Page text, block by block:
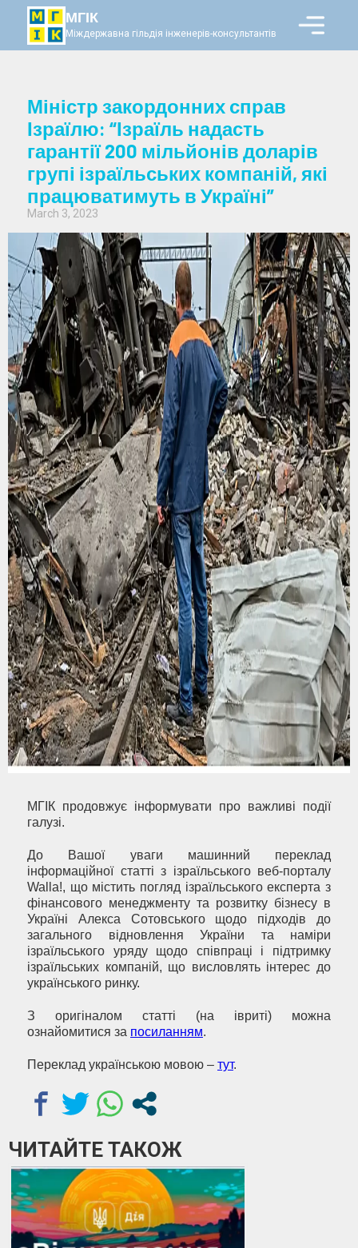
МГІК
Міждержавна гільдія інженерів-консультантів
Міністр закордонних справ
Ізраїлю: “Ізраїль надасть
гарантії 200 мільйонів доларів
групі ізраїльських компаній, які
працюватимуть в Україні”
March 3, 2023
МГІК продовжує інформувати про важливі події
галузі.
До Вашої уваги машинний переклад
інформаційної статті з ізраїльського веб-порталу
Walla!, що містить погляд ізраїльського експерта з
фінансового менеджменту та розвитку бізнесу в
Україні Алекса Сотовського щодо підходів до
загального відновлення України та наміри
ізраїльського уряду щодо співпраці і підтримку
ізраїльських компаній, що висловлять інтерес до
українського ринку.
З оригіналом статті (на івриті) можна
ознайомитися за посиланням.
Переклад українською мовою – тут.
ЧИТАЙТЕ ТАКОЖ